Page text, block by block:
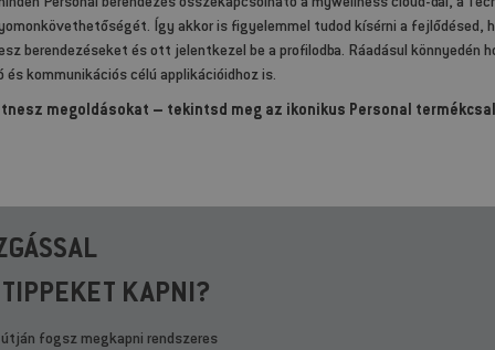
Personal berendezés összekapcsolható a mywellness cloud-dal, a
Így akkor is figyelemmel tudod kísérni a fejlődésed,
berendezéseket és ott jelentkezel be a profilodba. Ráadásul könnyedén
kommunikációs célú applikációidhoz is.
megoldásokat – tekintsd meg az ikonikus Personal
KAPNI?
fogsz megkapni rendszeres